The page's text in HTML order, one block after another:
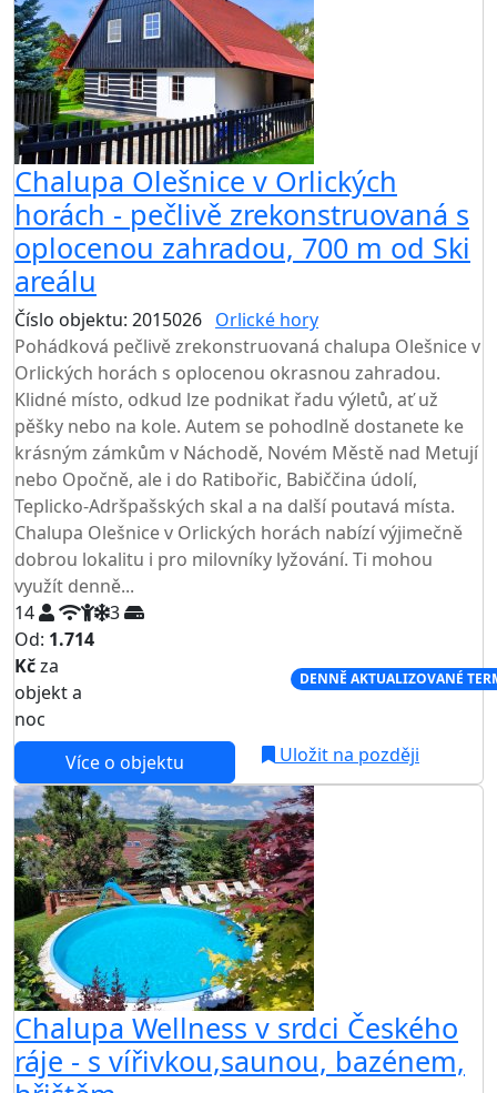
Chalupa Olešnice v Orlických
horách - pečlivě zrekonstruovaná s
oplocenou zahradou, 700 m od Ski
areálu
Číslo objektu: 2015026 Orlické hory
Pohádková pečlivě zrekonstruovaná chalupa Olešnice v
Orlických horách s oplocenou okrasnou zahradou.
Klidné místo, odkud lze podnikat řadu výletů, ať už
pěšky nebo na kole. Autem se pohodlně dostanete ke
krásným zámkům v Náchodě, Novém Městě nad Metují
nebo Opočně, ale i do Ratibořic, Babiččina údolí,
Teplicko-Adršpašských skal a na další poutavá místa.
Chalupa Olešnice v Orlických horách nabízí výjimečně
dobrou lokalitu i pro milovníky lyžování. Ti mohou
využít denně...
14
3
Od: 1.714
Kčza
objekt a
noc
DENNĚ AKTUALIZOVANÉ
Více o objektu Uložit na později
Chalupa Wellness v srdci Českého
ráje - s vířivkou,saunou, bazénem,